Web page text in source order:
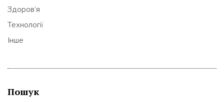
Здоров’я
Технології
Інше
Пошук